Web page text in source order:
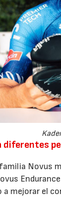
diferentes
Novus
mejorar el